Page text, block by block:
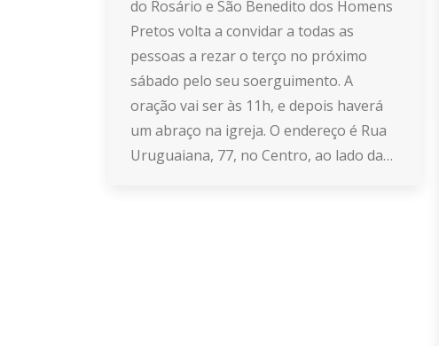
do Rosário e São Benedito dos Homens
Pretos volta a convidar a todas as
pessoas a rezar o terço no próximo
sábado pelo seu soerguimento. A
oração vai ser às 11h, e depois haverá
um abraço na igreja. O endereço é Rua
Uruguaiana, 77, no Centro, ao lado da…